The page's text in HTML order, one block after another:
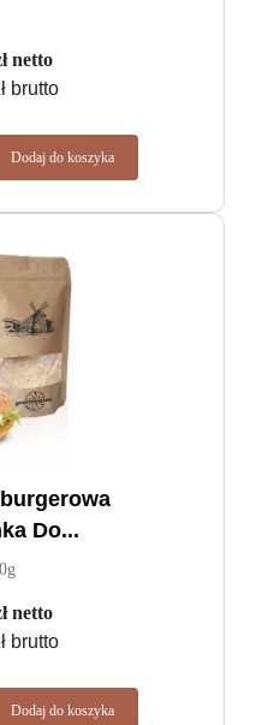
netto
brutto
Dodaj do koszyka
Do...
netto
brutto
Dodaj do koszyka